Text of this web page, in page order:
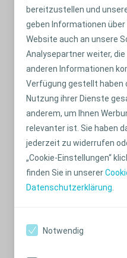
bereitzustellen und
geben Informationen
Website auch an unsere
Analysepartner weiter,
anderen Informationen
Verfügung gestellt haben
Nutzung ihrer Dienste
anderem, um Ihnen
relevanter ist. Sie haben
jederzeit zu widerrufen
„Cookie-Einstellungen“
finden Sie in unserer
Datenschutzerklärung
Notwendig
Reinigung Ihres
für transanale
So stellen Sie eine